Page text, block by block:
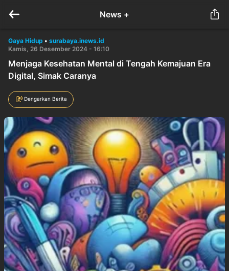
News +
Gaya Hidup • surabaya.inews.id
Kamis, 26 Desember 2024 - 16:10
Menjaga Kesehatan Mental di Tengah Kemajuan Era
Digital, Simak Caranya
Dengarkan Berita